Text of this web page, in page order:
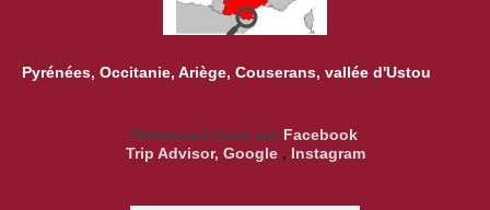
Pyrénées, Occitanie, Ariège, Couserans, vallée d'Ustou
Retrouvez nous sur Facebook
Trip Advisor, Google, Instagram